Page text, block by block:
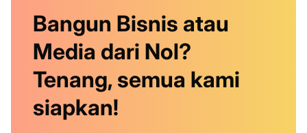
Bangun Bisnis atau
Media dari Nol?
Tenang, semua kami
siapkan!